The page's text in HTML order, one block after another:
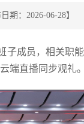
期：2026-06-28】
子成员，相关职
直播同步观礼